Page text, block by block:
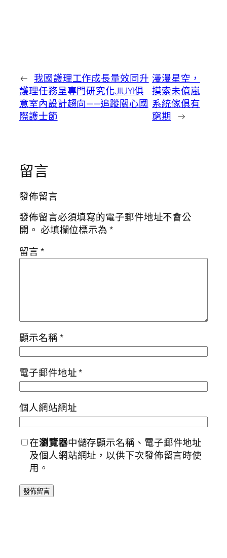
← 我國護理工作成長量效同升
護理任務呈專門研究化JIUYI俱
意室內設計趨向——追蹤關心國
際護士節
漫漫星空，
摸索未億嵐
系統傢俱有
窮期 →
留言
發佈留言
發佈留言必須填寫的電子郵件地址不會公
開。 必填欄位標示為*
留言*
顯示名稱*
電子郵件地址*
個人網站網址
在瀏覽器中儲存顯示名稱、電子郵件地址
及個人網站網址，以供下次發佈留言時使
用。